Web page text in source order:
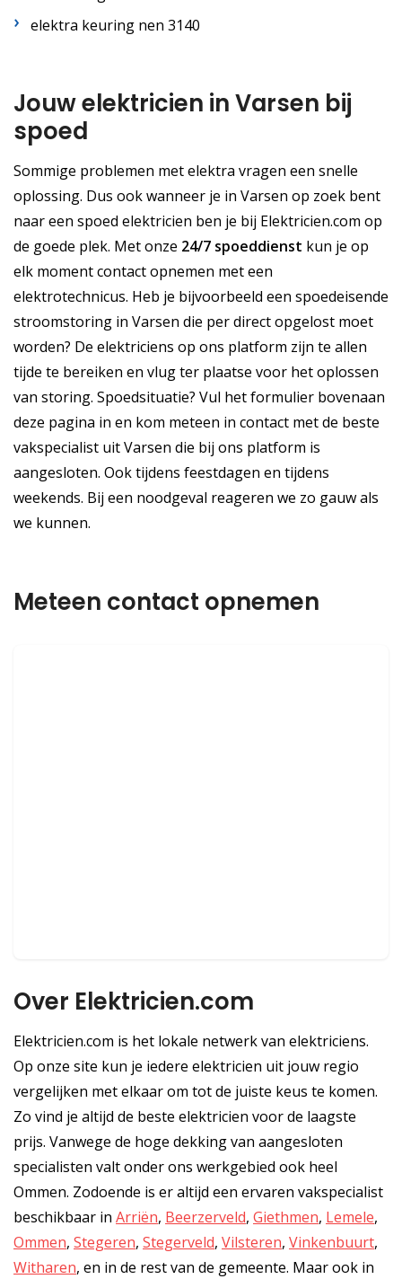
elektra keuring nen 3140
Jouw elektricien in Varsen bij
spoed
Sommige problemen met elektra vragen een snelle
oplossing. Dus ook wanneer je in Varsen op zoek bent
naar een spoed elektricien ben je bij Elektricien.com op
de goede plek. Met onze 24/7 spoeddienst kun je op
elk moment contact opnemen met een
elektrotechnicus. Heb je bijvoorbeeld een spoedeisende
stroomstoring in Varsen die per direct opgelost moet
worden? De elektriciens op ons platform zijn te allen
tijde te bereiken en vlug ter plaatse voor het oplossen
van storing. Spoedsituatie? Vul het formulier bovenaan
deze pagina in en kom meteen in contact met de beste
vakspecialist uit Varsen die bij ons platform is
aangesloten. Ook tijdens feestdagen en tijdens
weekends. Bij een noodgeval reageren we zo gauw als
we kunnen.
Meteen contact opnemen
Over Elektricien.com
Elektricien.com is het lokale netwerk van elektriciens.
Op onze site kun je iedere elektricien uit jouw regio
vergelijken met elkaar om tot de juiste keus te komen.
Zo vind je altijd de beste elektricien voor de laagste
prijs. Vanwege de hoge dekking van aangesloten
specialisten valt onder ons werkgebied ook heel
Ommen. Zodoende is er altijd een ervaren vakspecialist
beschikbaar in Arriën, Beerzerveld, Giethmen, Lemele,
Ommen, Stegeren, Stegerveld, Vilsteren, Vinkenbuurt,
Witharen, en in de rest van de gemeente. Maar ook in